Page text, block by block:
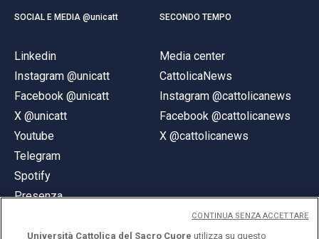
SOCIAL E MEDIA @unicatt
Linkedin
Instagram @unicatt
Facebook @unicatt
X @unicatt
Youtube
Telegram
Spotify
Presenza
SECONDO TEMPO
Media center
CattolicaNews
Instagram @cattolicanews
Facebook @cattolicanews
X @cattolicanews
Università Cattolica del Sacro Cuore utilizza su questo
CONTINUA SENZA ACCETTARE